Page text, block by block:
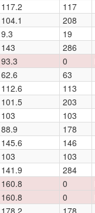
117.2
117
104.1
208
9.3
19
143
286
93.3 0
62.6
63
112.6
113
101.5
203
103
103
88.9
178
145.6
146
103
103
141.9
284
160.8 0
160.8 0
178.2
178